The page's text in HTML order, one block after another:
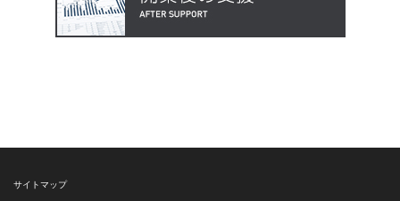
サイトマップ